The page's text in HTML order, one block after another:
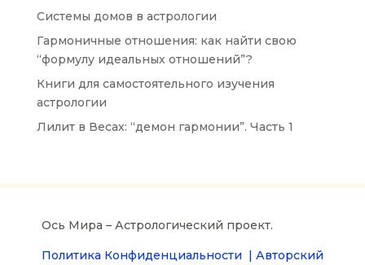
Системы домов в астрологии
Гармоничные отношения: как найти свою
“формулу идеальных отношений”?
Книги для самостоятельного изучения
астрологии
Лилит в Весах: “демон гармонии”. Часть 1
Ось Мира – Астрологический проект.
Политика Конфиденциальности | Авторский